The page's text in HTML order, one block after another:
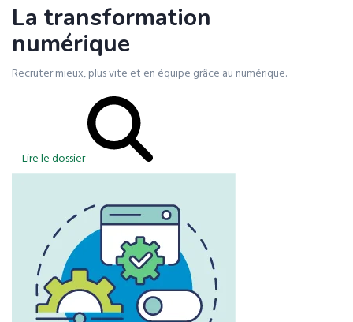
La transformation
numérique
Recruter mieux, plus vite et en équipe grâce au numérique.
Lire le dossier